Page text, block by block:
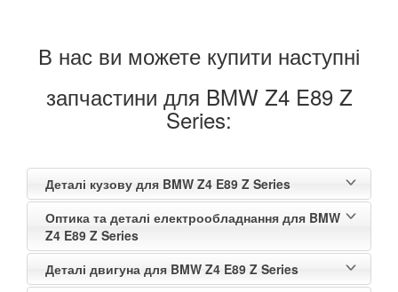
В нас ви можете купити наступні
запчастини для BMW Z4 E89 Z
Series:
Деталі кузову для BMW Z4 E89 Z Series
Оптика та деталі електрообладнання для BMW
Z4 E89 Z Series
Деталі двигуна для BMW Z4 E89 Z Series